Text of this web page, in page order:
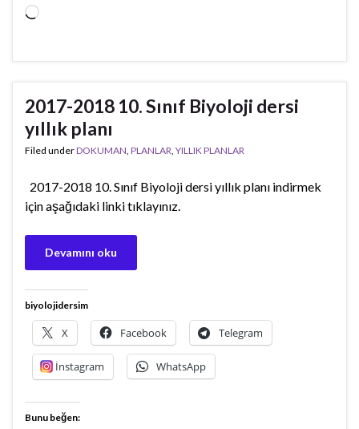
Yükleniyor...
2017-2018 10. Sınıf Biyoloji dersi
yıllık planı
Filed underDOKUMAN PLANLAR YILLIK PLANLAR
2017-2018 10. Sınıf Biyoloji dersi yıllık planı indirmek
için aşağıdaki linki tıklayınız.
Devamını oku
biyolojidersim
X Facebook Telegram
İnstagram WhatsApp
Bunu beğen: